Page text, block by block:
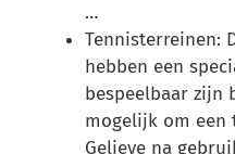
…
Tennisterreinen:
hebben een
bespeelbaar zijn
mogelijk om een
Gelieve na